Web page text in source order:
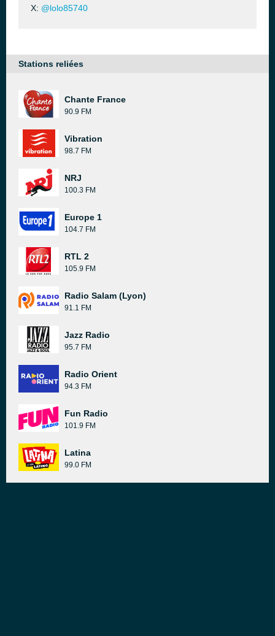
X: @lolo85740
Stations reliées
Chante France
90.9 FM
Vibration
98.7 FM
NRJ
100.3 FM
Europe 1
104.7 FM
RTL 2
105.9 FM
Radio Salam (Lyon)
91.1 FM
Jazz Radio
95.7 FM
Radio Orient
94.3 FM
Fun Radio
101.9 FM
Latina
99.0 FM